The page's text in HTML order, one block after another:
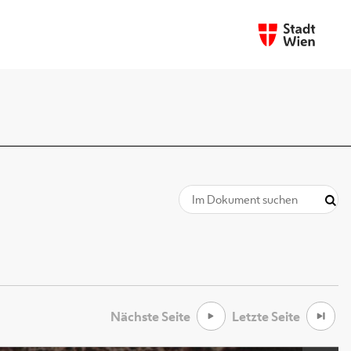
Nächste Seite Letzte Seite